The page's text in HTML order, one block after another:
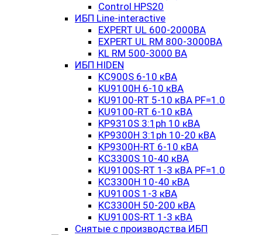
Control HPS20
ИБП Line-interactive
EXPERT UL 600-2000ВА
EXPERT UL RM 800-3000ВА
KL RM 500-3000 ВА
ИБП HIDEN
KC900S 6-10 кВА
KU9100H 6-10 кВА
KU9100-RT 5-10 кВА PF=1.0
KU9100-RT 6-10 кВА
KP9310S 3:1ph 10 кВА
KP9300H 3:1ph 10-20 кВА
KP9300H-RT 6-10 кВА
KC3300S 10-40 кВА
KU9100S-RT 1-3 кВА PF=1.0
KC3300H 10-40 кВА
KU9100S 1-3 кВА
KC3300H 50-200 кВА
KU9100S-RT 1-3 кВА
Снятые с производства ИБП